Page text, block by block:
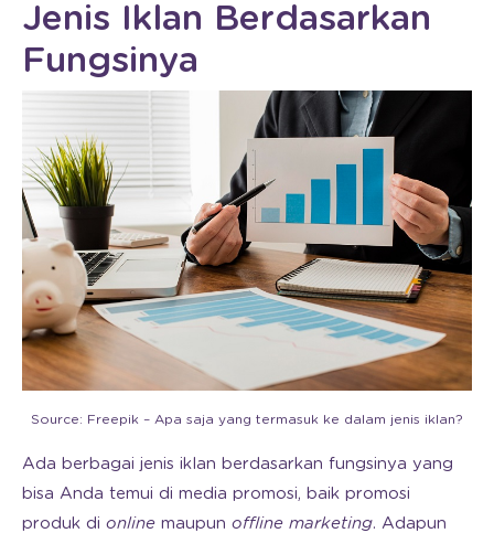
Jenis Iklan Berdasarkan
Fungsinya
Source: Freepik – Apa saja yang termasuk ke dalam jenis iklan?
Ada berbagai jenis iklan berdasarkan fungsinya yang
bisa Anda temui di media promosi, baik promosi
produk di online maupun offline marketing. Adapun